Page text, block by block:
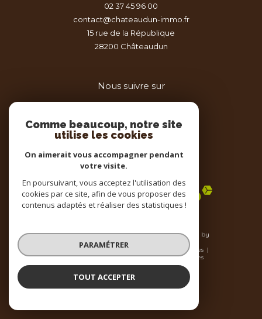
02 37 45 96 00
contact@chateaudun-immo.fr
15 rue de la République
28200
châteaudun
Nous suivre sur
Adhérents
© 2026 | Tous droits réservés | Traduction powered by
Google |
Nos honoraires
Plan du site
Mentions légales
Admin
Nos liens Politique RGPD Cookies
Comme beaucoup, notre site
utilise les cookies
On aimerait vous accompagner pendant
votre visite.
En poursuivant, vous acceptez l'utilisation des
cookies par ce site, afin de vous proposer des
contenus adaptés et réaliser des statistiques !
PARAMÉTRER
TOUT ACCEPTER